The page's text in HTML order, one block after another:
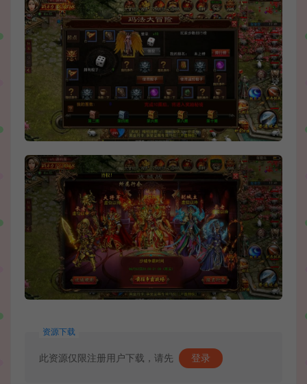
资源下载
此资源仅限注册用户下载，请先 登录